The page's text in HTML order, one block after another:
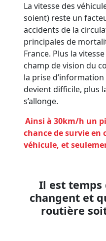
La vitesse des
soient) reste un
accidents de la
principales de
France. Plus la
champ de vision du
la prise
devient difficile, plus
s’allonge.
Ainsi à 30km/h un
chance de survie en
véhicule, et
Il est temps
changent et
routière